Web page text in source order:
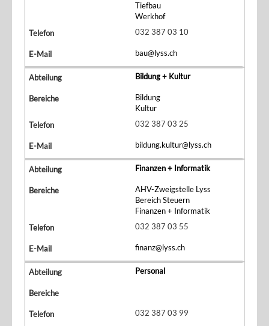
Tiefbau
Werkhof
032 387 03 10
bau@lyss.ch
Bildung + Kultur
Bildung
Kultur
032 387 03 25
bildung.kultur@lyss.ch
Finanzen + Informatik
AHV-Zweigstelle Lyss
Bereich Steuern
Finanzen + Informatik
032 387 03 55
finanz@lyss.ch
Personal
032 387 03 99